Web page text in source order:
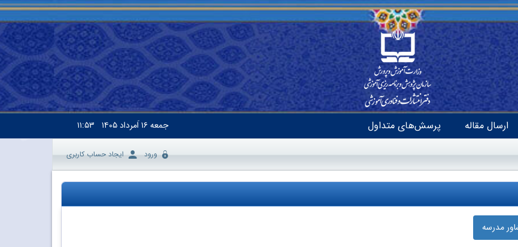
ارسال مقاله پرسش‌های متداول جمعه۱۶ اَمرداد ۱۴۰۵ ۱۱:۵۳
ورود ایجاد حساب کاربری
مدرسه